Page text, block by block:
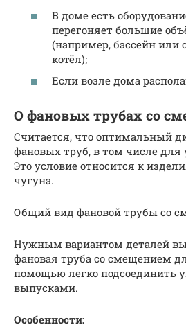
В доме есть
перегоняет большие
(например, бассейн или
котёл);
Если возле дома
О фановых трубах со
Считается, что оптимальный
фановых труб, в том числе для
Это условие относится к
чугуна.
Общий вид фановой трубы со
Нужным вариантом деталей
фановая труба со смещением
помощью легко подсоединить
выпусками.
Особенности: